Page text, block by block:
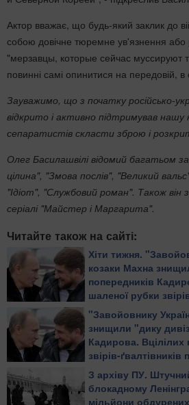
Актор вважає, що будь-який заклик до
собою довічне тюремне ув'язнення або
"мерзавцы, которые сейчас муссируют
повинні самі опинитися на передовій,
Зауважимо, що з початку російсько-
відкрито і активно підтримував нашу
сепаратистів скласти зброю і
Олег Басилашвілі відомий багатьом
цілина", "Змова послів", "Великий
"Ідіот", "Службовий роман". Також він
серіалі "Майстер і Маргарита".
Читайте також на сайті:
Хіти тижня.
козаки Махна
попередників
шаленої рубки
живцем або
шматки
"Завойовнику
знищили "дику
Кадирова. Вцілілих
звірів-
повільно рубали на
З архіву ПУ.
блокадному
мільйони